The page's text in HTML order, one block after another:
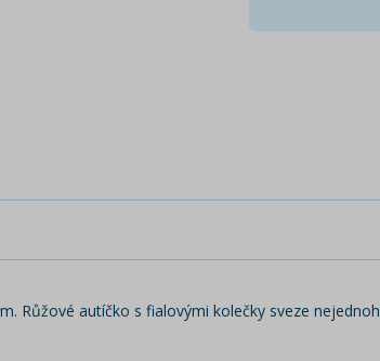
Růžové autíčko s fialovými kolečky sveze